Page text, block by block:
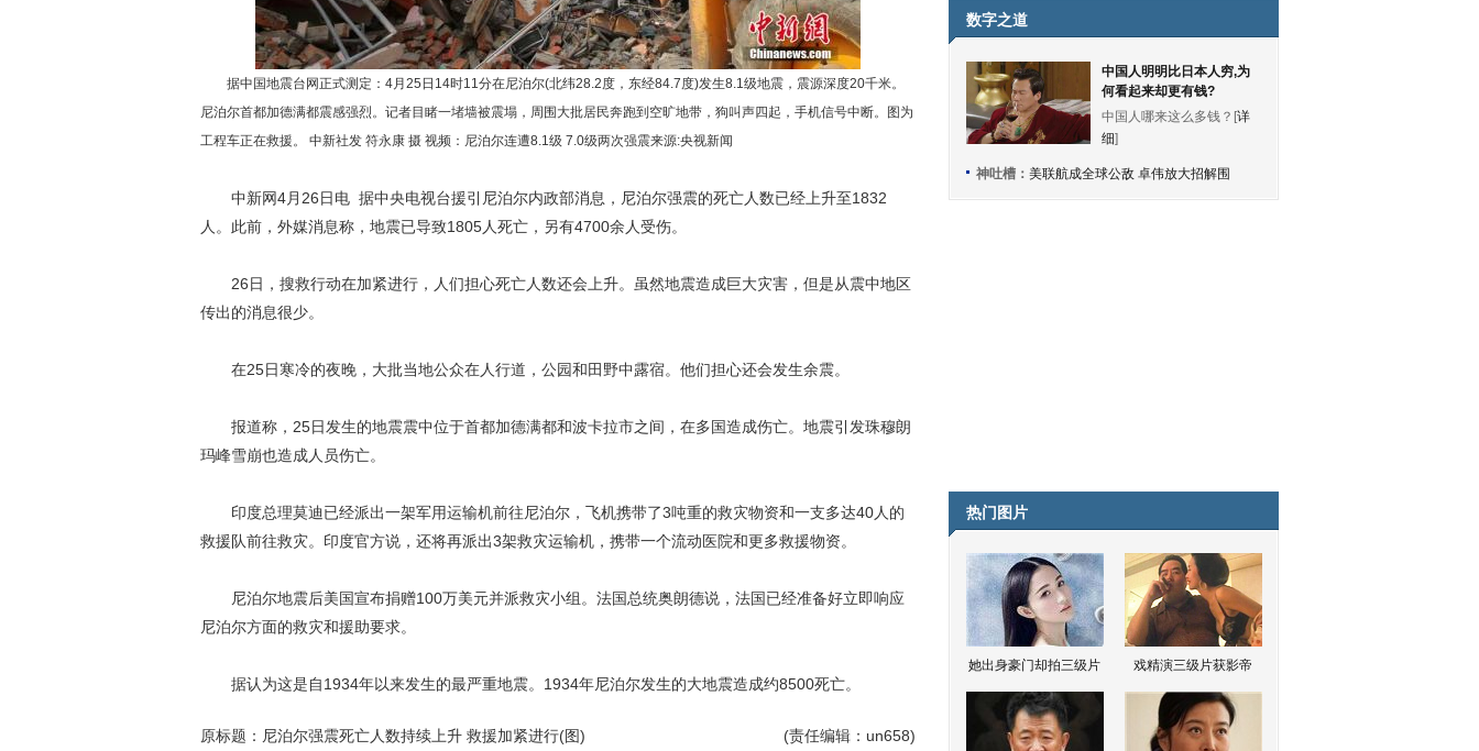
据中国地震台网正式测定：4月25日14时11分在尼泊尔(北纬28.2度，东经84.7度)发生8.1级地震，震源深度20千米。
尼泊尔首都加德满都震感强烈。记者目睹一堵墙被震塌，周围大批居民奔跑到空旷地带，狗叫声四起，手机信号中断。图为
工程车正在救援。 中新社发 符永康 摄 视频：尼泊尔连遭8.1级 7.0级两次强震来源:央视新闻
中新网4月26日电 据中央电视台援引尼泊尔内政部消息，尼泊尔强震的死亡人数已经上升至1832
人。此前，外媒消息称，地震已导致1805人死亡，另有4700余人受伤。
26日，搜救行动在加紧进行，人们担心死亡人数还会上升。虽然地震造成巨大灾害，但是从震中地区
传出的消息很少。
在25日寒冷的夜晚，大批当地公众在人行道，公园和田野中露宿。他们担心还会发生余震。
报道称，25日发生的地震震中位于首都加德满都和波卡拉市之间，在多国造成伤亡。地震引发珠穆朗
玛峰雪崩也造成人员伤亡。
印度总理莫迪已经派出一架军用运输机前往尼泊尔，飞机携带了3吨重的救灾物资和一支多达40人的
救援队前往救灾。印度官方说，还将再派出3架救灾运输机，携带一个流动医院和更多救援物资。
尼泊尔地震后美国宣布捐赠100万美元并派救灾小组。法国总统奥朗德说，法国已经准备好立即响应
尼泊尔方面的救灾和援助要求。
据认为这是自1934年以来发生的最严重地震。1934年尼泊尔发生的大地震造成约8500死亡。
(责任编辑：un658)
原标题：尼泊尔强震死亡人数持续上升 救援加紧进行(图)
数字之道
中国人明明比日本人穷,为
何看起来却更有钱?
中国人哪来这么多钱？[详
细]
神吐槽： 美联航成全球公敌 卓伟放大招解围
热门图片
她出身豪门却拍三级片 戏精演三级片获影帝